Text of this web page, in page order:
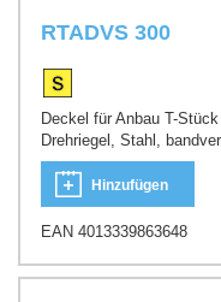
RTADVS 300
Deckel für Anbau T-
Drehriegel, Stahl,
Hinzufügen
EAN 4013339863648